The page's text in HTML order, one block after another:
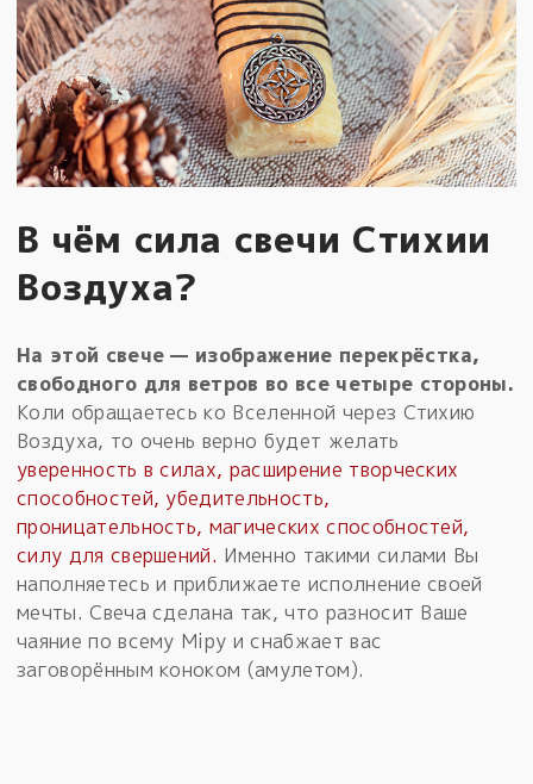
В чём сила свечи Стихии
Воздуха?
На этой свече — изображение перекрёстка,
свободного для ветров во все четыре стороны.
Коли обращаетесь ко Вселенной через Стихию
Воздуха, то очень верно будет желать
уверенность в силах, расширение творческих
способностей, убедительность,
проницательность, магических способностей,
силу для свершений. Именно такими силами Вы
наполняетесь и приближаете исполнение своей
мечты. Свеча сделана так, что разносит Ваше
чаяние по всему Мiру и снабжает вас
заговорённым коноком (амулетом).